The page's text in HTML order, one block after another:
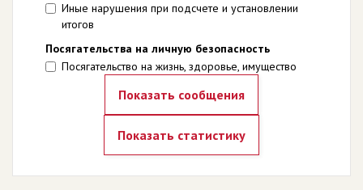
Иные нарушения при подсчете и установлении
итогов
Посягательства на личную безопасность
Посягательство на жизнь, здоровье, имущество